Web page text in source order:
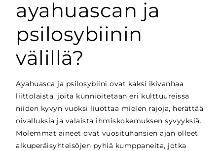
ayahuascan ja
psilosybiinin
välillä?
Ayahuasca ja psilosybiini ovat kaksi ikivanhaa
liittolaista, joita kunnioitetaan eri kulttuureissa
niiden kyvyn vuoksi liuottaa mielen rajoja, herättää
oivalluksia ja valaista ihmiskokemuksen syvyyksiä.
Molemmat aineet ovat vuosituhansien ajan olleet
alkuperäisyhteisöjen pyhiä kumppaneita, jotka